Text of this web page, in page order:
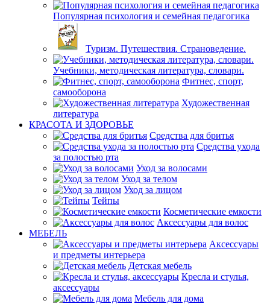
Популярная психология и семейная педагогика
Туризм. Путешествия. Страноведение.
Учебники, методическая литература, словари.
Фитнес, спорт,
самооборона
Художественная
литература
КРАСОТА И ЗДОРОВЬЕ
Средства для бритья
Средства ухода
за полостью рта
Уход за волосами
Уход за телом
Уход за лицом
Тейпы
Косметические емкости
Аксессуары для волос
МЕБЕЛЬ
Аксессуары
и предметы интерьера
Детская мебель
Кресла и стулья,
аксессуары
Мебель для дома